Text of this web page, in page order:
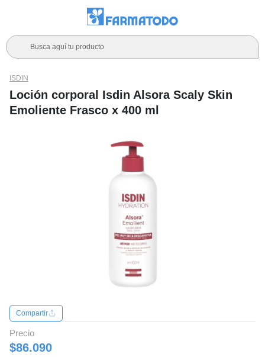
Busca aquí tu producto
ISDIN
Loción corporal Isdin Alsora Scaly Skin
Emoliente Frasco x 400 ml
Compartir
Precio
$86.090